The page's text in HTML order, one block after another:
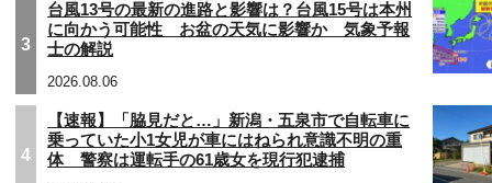
3
台風13号の最新の進路と影響は？台風15号は本州
に向かう可能性 お盆の天気に影響か 気象予報
士の解説
2026.08.06
4
【速報】「脇見だと…」新潟・五泉市で自転車に
乗っていた小1女児が車にはねられ意識不明の重
体 警察は運転手の61歳女を現行犯逮捕